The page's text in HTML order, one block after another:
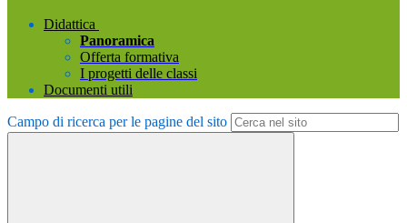
Didattica
Panoramica
Offerta formativa
I progetti delle classi
Documenti utili
Campo di ricerca per le pagine del sito